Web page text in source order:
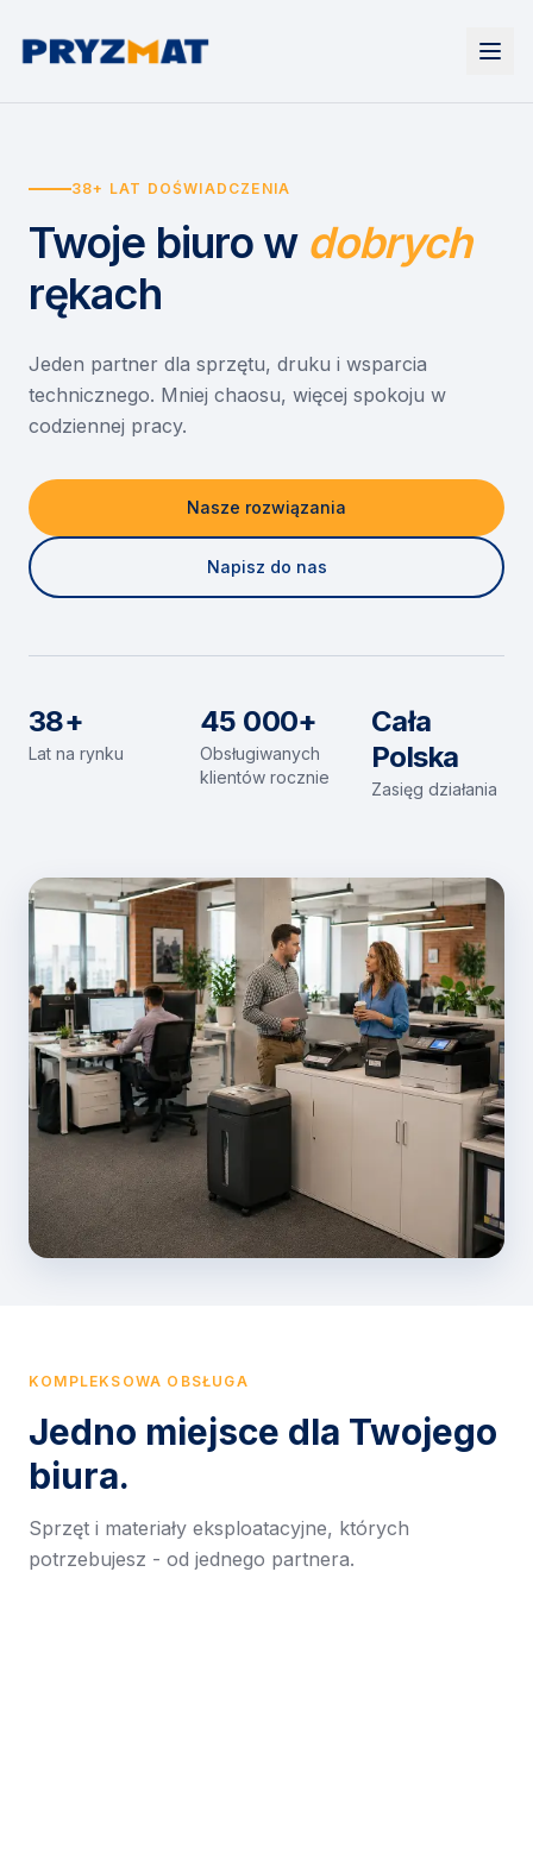
Urządzenia
Drukarki i urządzenia wielofunkcyjne
Etykiety i identyfikacja
Skanery i obieg dokumentów
Monitory interaktywne
Niszczarki dokumentów
Wynajem drukarek
Wynajem urządzeń biurowych
Asystent druku
EZD RP
Misja szkoła
Serwis
O nas
Kontakt
38+ LAT DOŚWIADCZENIA
Twoje biuro w dobrych
rękach
Jeden partner dla sprzętu, druku i wsparcia
technicznego. Mniej chaosu, więcej spokoju w
codziennej pracy.
Nasze rozwiązania
Napisz do nas
38+
Lat na rynku
45 000+
Obsługiwanych
klientów rocznie
Cała
Polska
Zasięg działania
KOMPLEKSOWA OBSŁUGA
Jedno miejsce dla Twojego
biura.
Sprzęt i materiały eksploatacyjne, których
potrzebujesz - od jednego partnera.